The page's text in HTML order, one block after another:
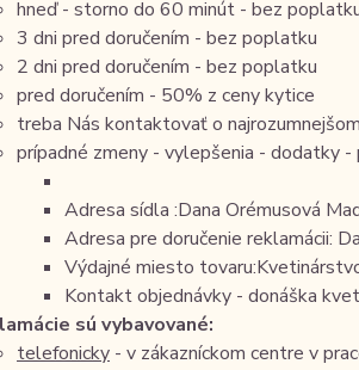
hneď - storno do 60 minút - bez
3 dni pred doručením - bez poplatku
2 dni pred doručením - bez poplatku
pred doručením - 50% z ceny kytice
treba Nás kontaktovať o
prípadné zmeny - vylepšenia - dodatky -
Adresa sídla :Dana Orémusová
Adresa pre doručenie reklamácii:
Výdajné miesto
Kontakt objednávky - donáška
sú vybavované:
telefonicky- v zákazníckom centre v